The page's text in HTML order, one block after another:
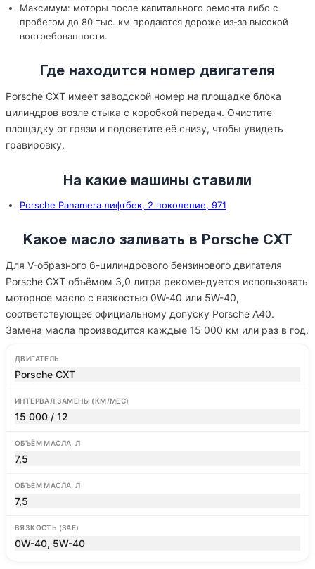
Максимум: моторы после капитального ремонта либо с
пробегом до 80 тыс. км продаются дороже из-за высокой
востребованности.
Где находится номер двигателя
Porsche CXT имеет заводской номер на площадке блока
цилиндров возле стыка с коробкой передач. Очистите
площадку от грязи и подсветите её снизу, чтобы увидеть
гравировку.
На какие машины ставили
Porsche Panamera лифтбек, 2 поколение, 971
Какое масло заливать в Porsche CXT
Для V-образного 6-цилиндрового бензинового двигателя
Porsche CXT объёмом 3,0 литра рекомендуется использовать
моторное масло с вязкостью 0W-40 или 5W-40,
соответствующее официальному допуску Porsche A40.
Замена масла производится каждые 15 000 км или раз в год.
ДВИГАТЕЛЬ
Porsche CXT
ИНТЕРВАЛ ЗАМЕНЫ (КМ/МЕС)
15 000 / 12
ОБЪЁМ МАСЛА, Л
7,5
ОБЪЁМ МАСЛА, Л
7,5
ВЯЗКОСТЬ (SAE)
0W-40, 5W-40